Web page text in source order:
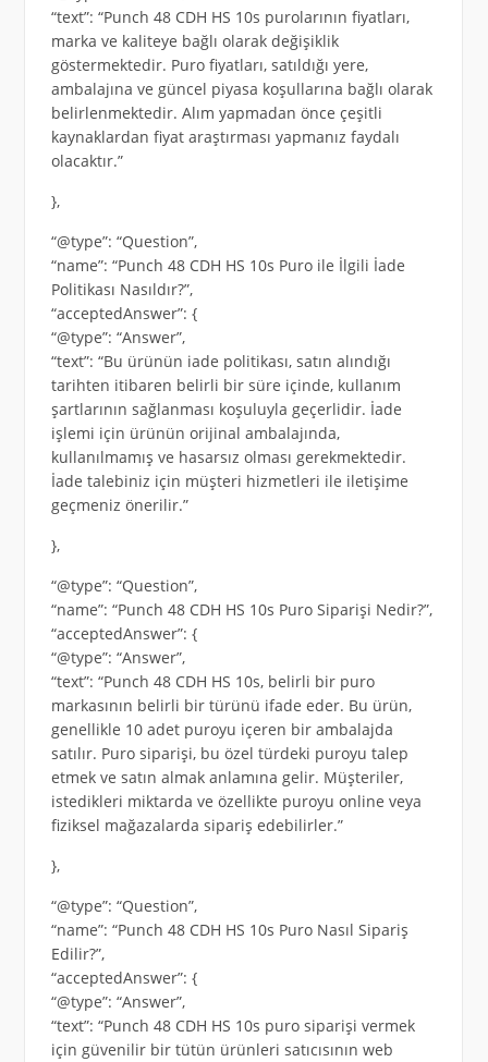
“text”: “Punch 48 CDH HS 10s purolarının fiyatları,
marka ve kaliteye bağlı olarak değişiklik
göstermektedir. Puro fiyatları, satıldığı yere,
ambalajına ve güncel piyasa koşullarına bağlı olarak
belirlenmektedir. Alım yapmadan önce çeşitli
kaynaklardan fiyat araştırması yapmanız faydalı
olacaktır.”
},
“@type”: “Question”,
“name”: “Punch 48 CDH HS 10s Puro ile İlgili İade
Politikası Nasıldır?”,
“acceptedAnswer”: {
“@type”: “Answer”,
“text”: “Bu ürünün iade politikası, satın alındığı
tarihten itibaren belirli bir süre içinde, kullanım
şartlarının sağlanması koşuluyla geçerlidir. İade
işlemi için ürünün orijinal ambalajında,
kullanılmamış ve hasarsız olması gerekmektedir.
İade talebiniz için müşteri hizmetleri ile iletişime
geçmeniz önerilir.”
},
“@type”: “Question”,
“name”: “Punch 48 CDH HS 10s Puro Siparişi Nedir?”,
“acceptedAnswer”: {
“@type”: “Answer”,
“text”: “Punch 48 CDH HS 10s, belirli bir puro
markasının belirli bir türünü ifade eder. Bu ürün,
genellikle 10 adet puroyu içeren bir ambalajda
satılır. Puro siparişi, bu özel türdeki puroyu talep
etmek ve satın almak anlamına gelir. Müşteriler,
istedikleri miktarda ve özellikte puroyu online veya
fiziksel mağazalarda sipariş edebilirler.”
},
“@type”: “Question”,
“name”: “Punch 48 CDH HS 10s Puro Nasıl Sipariş
Edilir?”,
“acceptedAnswer”: {
“@type”: “Answer”,
“text”: “Punch 48 CDH HS 10s puro siparişi vermek
için güvenilir bir tütün ürünleri satıcısının web